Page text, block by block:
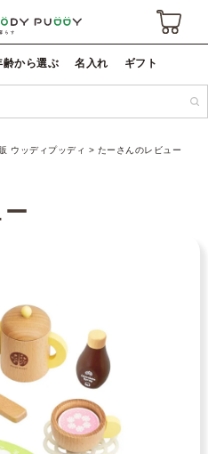
齢から選ぶ 名入れ ギフト
ウッディプッディ たーさんのレビュー